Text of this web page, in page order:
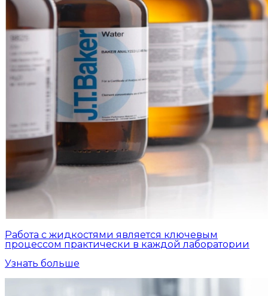
Работа с жидкостями является ключевым
процессом практически в каждой лаборатории
Узнать больше